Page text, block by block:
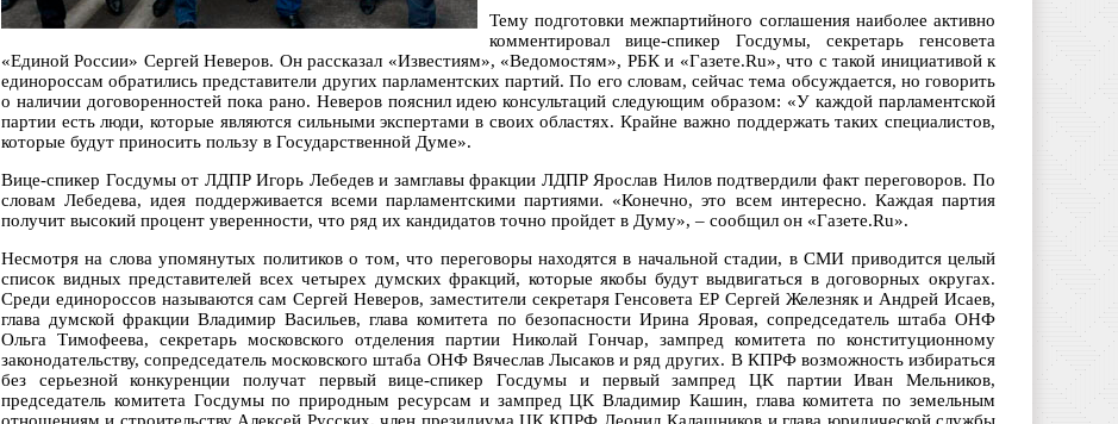
Тему подготовки межпартийного соглашения наиболее активно
комментировал вице-спикер Госдумы, секретарь генсовета
«Единой России» Сергей Неверов. Он рассказал «Известиям», «Ведомостям», РБК и «Газете.Ru», что с такой инициативой к
единороссам обратились представители других парламентских партий. По его словам, сейчас тема обсуждается, но говорить
о наличии договоренностей пока рано. Неверов пояснил идею консультаций следующим образом: «У каждой парламентской
партии есть люди, которые являются сильными экспертами в своих областях. Крайне важно поддержать таких специалистов,
которые будут приносить пользу в Государственной Думе».
Вице-спикер Госдумы от ЛДПР Игорь Лебедев и замглавы фракции ЛДПР Ярослав Нилов подтвердили факт переговоров. По
словам Лебедева, идея поддерживается всеми парламентскими партиями. «Конечно, это всем интересно. Каждая партия
получит высокий процент уверенности, что ряд их кандидатов точно пройдет в Думу», – сообщил он «Газете.Ru».
Несмотря на слова упомянутых политиков о том, что переговоры находятся в начальной стадии, в СМИ приводится целый
список видных представителей всех четырех думских фракций, которые якобы будут выдвигаться в договорных округах.
Среди единороссов называются сам Сергей Неверов, заместители секретаря Генсовета ЕР Сергей Железняк и Андрей Исаев,
глава думской фракции Владимир Васильев, глава комитета по безопасности Ирина Яровая, сопредседатель штаба ОНФ
Ольга Тимофеева, секретарь московского отделения партии Николай Гончар, зампред комитета по конституционному
законодательству, сопредседатель московского штаба ОНФ Вячеслав Лысаков и ряд других. В КПРФ возможность избираться
без серьезной конкуренции получат первый вице-спикер Госдумы и первый зампред ЦК партии Иван Мельников,
председатель комитета Госдумы по природным ресурсам и зампред ЦК Владимир Кашин, глава комитета по земельным